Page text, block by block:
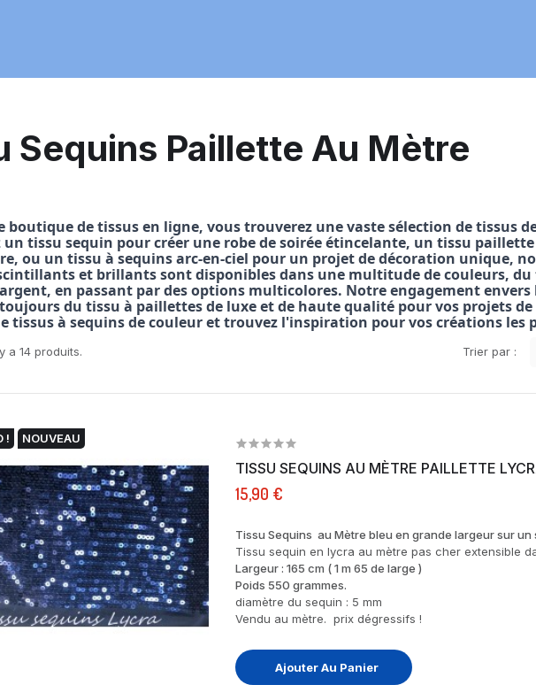
Sequins Paillette Au Mètre
boutique de tissus en ligne, vous trouverez une vaste sélection de tissus
un tissu sequin pour créer une robe de soirée étincelante, un tissu
ou un tissu à sequins arc-en-ciel pour un projet de décoration unique,
et brillants sont disponibles dans une multitude de couleurs, du
en passant par des options multicolores. Notre engagement
du tissu à paillettes de luxe et de haute qualité pour vos projets
tissus à sequins de couleur et trouvez l'inspiration pour vos créations les
a 14 produits. Trier par :
! NOUVEAU
TISSU SEQUINS AU MÈTRE PAILLETTE
15,90 €
Tissu Sequins au Mètre bleu en grande largeur sur
Tissu sequin en lycra au mètre pas cher extensible
Largeur : 165 cm ( 1 m 65 de large )
Poids 550 grammes.
diamètre du sequin : 5 mm
Vendu au mètre. prix dégressifs !
Ajouter Au Panier